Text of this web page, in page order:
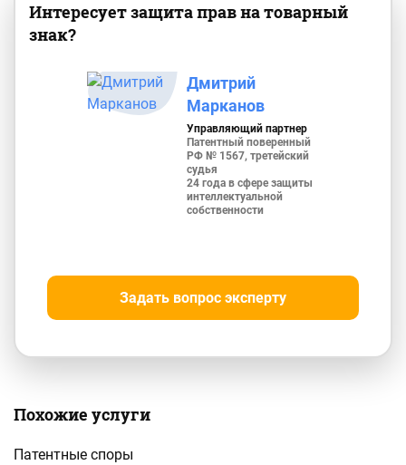
Интересует защита прав на товарный
знак?
Дмитрий
Марканов
Управляющий партнер
Патентный поверенный
РФ № 1567, третейский
судья
24 года в сфере защиты
интеллектуальной
собственности
Задать вопрос эксперту
Похожие услуги
Патентные споры